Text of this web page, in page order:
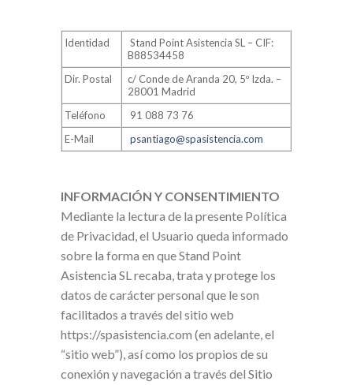
Identidad
Stand Point Asistencia SL – CIF:
B88534458
Dir. Postal
c/ Conde de Aranda 20, 5º Izda. –
28001 Madrid
Teléfono
91 088 73 76
E-Mail
psantiago@spasistencia.com
INFORMACIÓN Y CONSENTIMIENTO
Mediante la lectura de la presente Política
de Privacidad, el Usuario queda informado
sobre la forma en que Stand Point
Asistencia SL recaba, trata y protege los
datos de carácter personal que le son
facilitados a través del sitio web
https://spasistencia.com (en adelante, el
“sitio web”), así como los propios de su
conexión y navegación a través del Sitio